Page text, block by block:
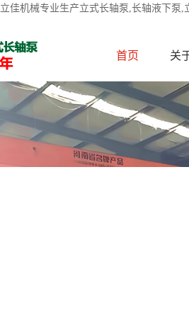
立佳机械专业生产立式长轴泵,长轴液下
首页 关